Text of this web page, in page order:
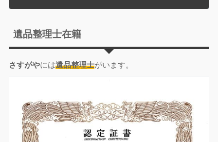
遺品整理士在籍
さすがやには遺品整理士がいます。